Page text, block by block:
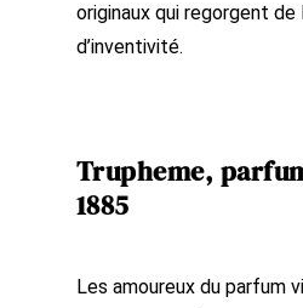
originaux qui regorgent
d’inventivité.
Trupheme,
1885
Les amoureux du parfum